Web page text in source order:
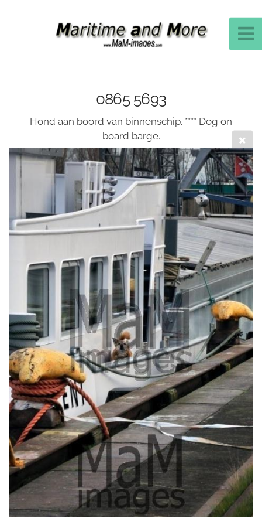
0865 5693
Hond aan boord van binnenschip. **** Dog on
board barge.